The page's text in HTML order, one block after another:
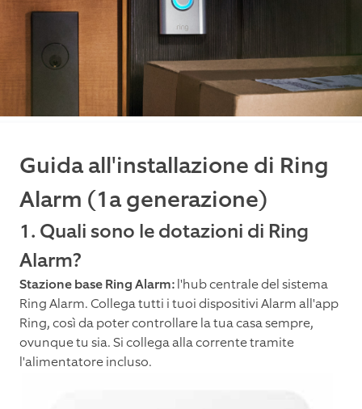
Guida all'installazione di Ring
Alarm (1a generazione)
1. Quali sono le dotazioni di Ring
Alarm?
Stazione base Ring Alarm:l'hub centrale del sistema
Ring Alarm. Collega tutti i tuoi dispositivi Alarm all'app
Ring, così da poter controllare la tua casa sempre,
ovunque tu sia. Si collega alla corrente tramite
l'alimentatore incluso.